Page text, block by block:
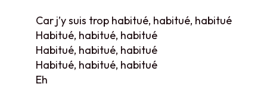
Car j’y suis trop habitué, habitué, habitué
Habitué, habitué, habitué
Habitué, habitué, habitué
Habitué, habitué, habitué
Eh